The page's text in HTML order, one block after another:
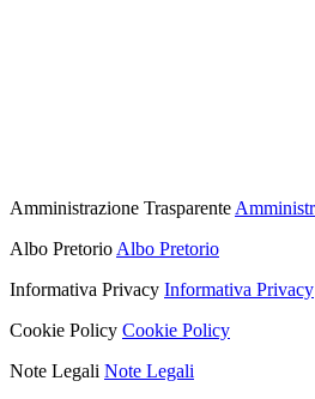
Amministrazione Trasparente
Albo Pretorio Albo Pretorio
Informativa Privacy Informativa Privacy
Cookie Policy Cookie Policy
Note Legali Note Legali